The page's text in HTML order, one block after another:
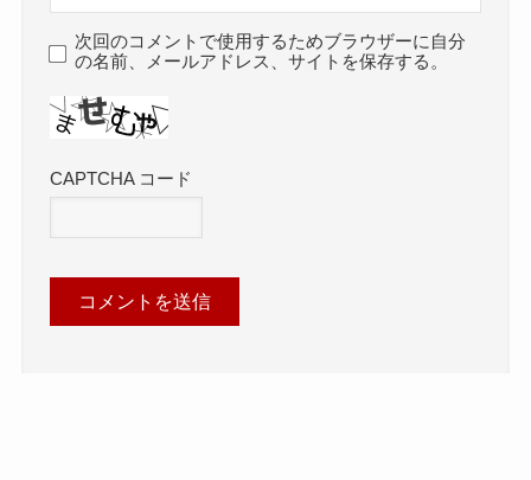
次回のコメントで使用するためブラウザーに自分
の名前、メールアドレス、サイトを保存する。
CAPTCHA コード